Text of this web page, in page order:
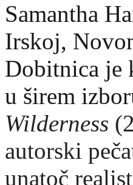
Samantha
Irskoj,
Dobitnica je
u širem
Wilderness
autorski
unatoč